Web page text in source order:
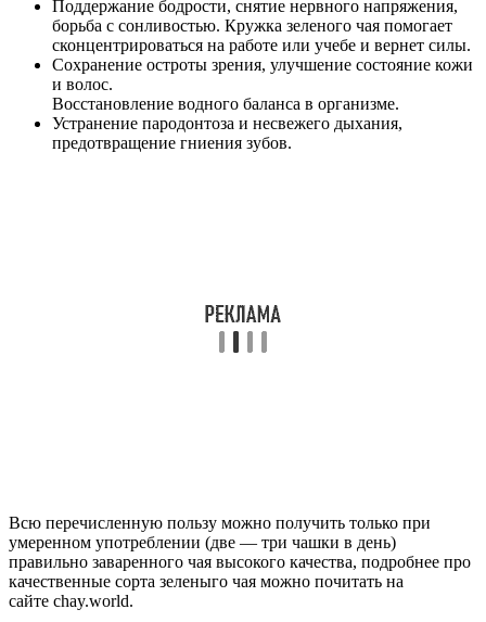
Поддержание бодрости, снятие нервного напряжения,
борьба с сонливостью. Кружка зеленого чая помогает
сконцентрироваться на работе или учебе и вернет силы.
Сохранение остроты зрения, улучшение состояние кожи
и волос.
Восстановление водного баланса в организме.
Устранение пародонтоза и несвежего дыхания,
предотвращение гниения зубов.
Всю перечисленную пользу можно получить только при
умеренном употреблении (две — три чашки в день)
правильно заваренного чая высокого качества, подробнее про
качественные сорта зеленыго чая можно почитать на
сайте chay.world.